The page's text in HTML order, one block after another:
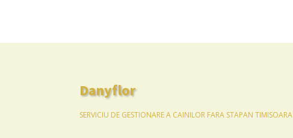
Danyflor
SERVICIU DE GESTIONARE A CAINILOR FARA STAPAN TIMISOARA